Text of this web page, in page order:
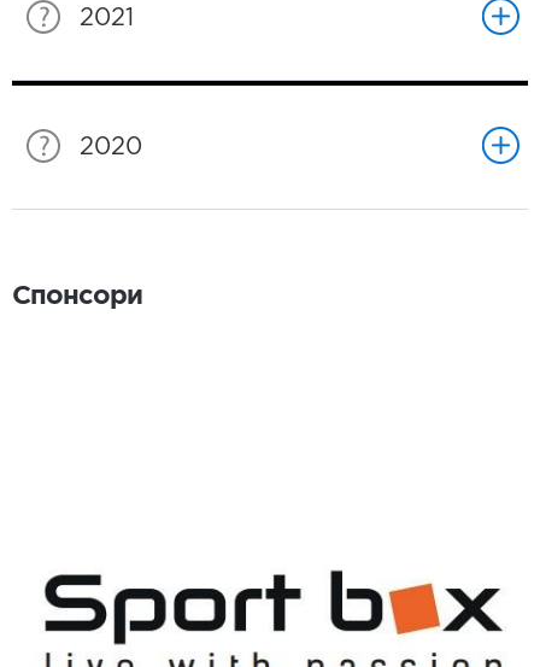
2021
2020
Спонсори